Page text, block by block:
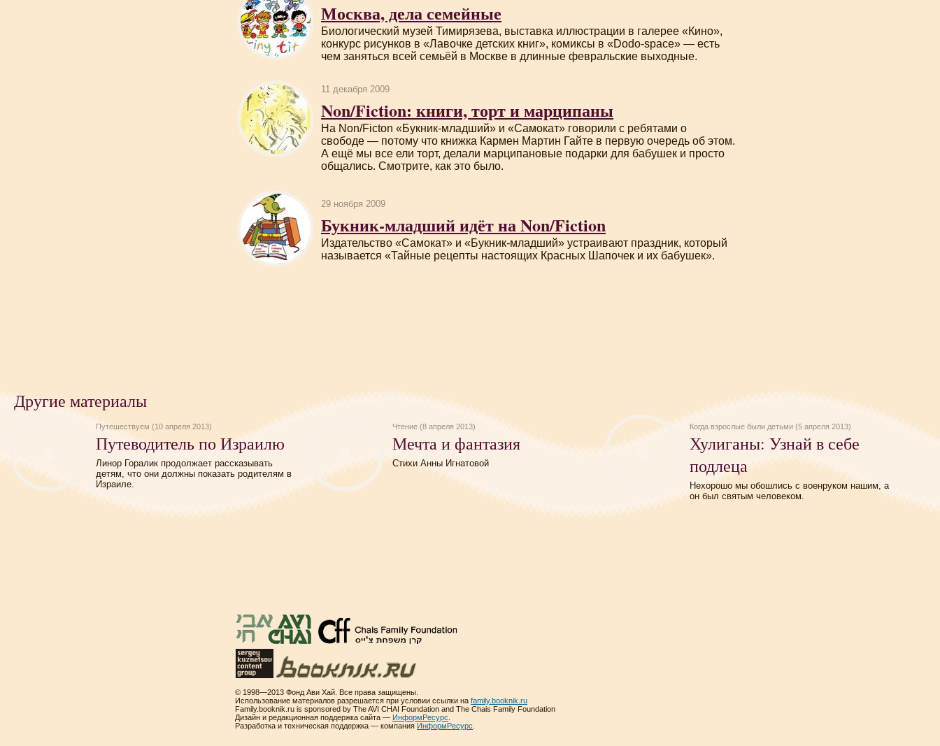
Москва, дела семейные
Биологический музей Тимирязева, выставка иллюстрации в галерее «Кино»,
конкурс рисунков в «Лавочке детских книг», комиксы в «Dodo-space» — есть
чем заняться всей семьёй в Москве в длинные февральские выходные.
11 декабря 2009
Non/Fiction: книги, торт и марципаны
На Non/Ficton «Букник-младший» и «Самокат» говорили с ребятами о
свободе — потому что книжка Кармен Мартин Гайте в первую очередь об этом.
А ещё мы все ели торт, делали марципановые подарки для бабушек и просто
общались. Смотрите, как это было.
29 ноября 2009
Букник-младший идёт на Non/Fiction
Издательство «Самокат» и «Букник-младший» устраивают праздник, который
называется «Тайные рецепты настоящих Красных Шапочек и их бабушек».
Другие материалы
Путешествуем (10 апреля 2013)
Путеводитель по Израилю
Линор Горалик продолжает рассказывать
детям, что они должны показать родителям в
Израиле.
Чтение (8 апреля 2013)
Мечта и фантазия
Стихи Анны Игнатовой
Когда взрослые были детьми (5 апреля 2013)
Хулиганы: Узнай в себе
подлеца
Нехорошо мы обошлись с военруком нашим, а
он был святым человеком.
© 1998—2013 Фонд Ави Хай. Все права защищены.
Использование материалов разрешается при условии ссылки на family.booknik.ru
Family.booknik.ru is sponsored by The AVI CHAI Foundation and The Chais Family Foundation
Дизайн и редакционная поддержка сайта — ИнформРесурс
Разработка и техническая поддержка — компания ИнформРесурс